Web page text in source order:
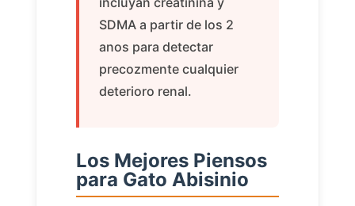
SDMA a partir de los 2
anos para detectar
precozmente cualquier
deterioro renal.
Los Mejores Piensos
para Gato Abisinio